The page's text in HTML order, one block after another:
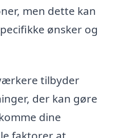
men dette kan
ønsker og
tilbyder
der kan gøre
dine